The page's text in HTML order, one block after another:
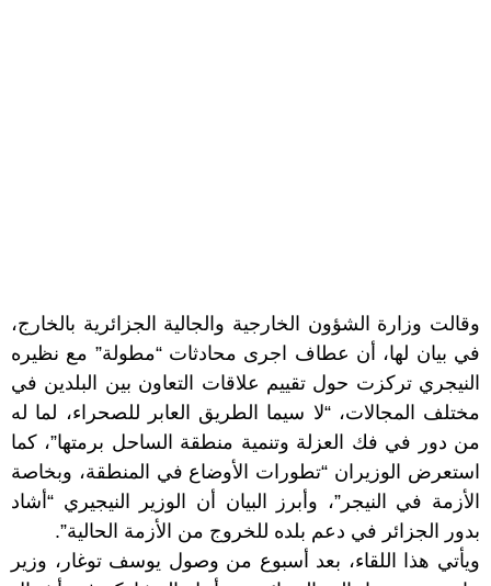
وقالت وزارة الشؤون الخارجية والجالية الجزائرية بالخارج،
في بيان لها، أن عطاف اجرى محادثات “مطولة” مع نظيره
النيجري تركزت حول تقييم علاقات التعاون بين البلدين في
مختلف المجالات، “لا سيما الطريق العابر للصحراء، لما له
من دور في فك العزلة وتنمية منطقة الساحل برمتها”، كما
استعرض الوزيران “تطورات الأوضاع في المنطقة، وبخاصة
الأزمة في النيجر”، وأبرز البيان أن الوزير النيجيري “أشاد
بدور الجزائر في دعم بلده للخروج من الأزمة الحالية”.
ويأتي هذا اللقاء، بعد أسبوع من وصول يوسف توغار، وزير